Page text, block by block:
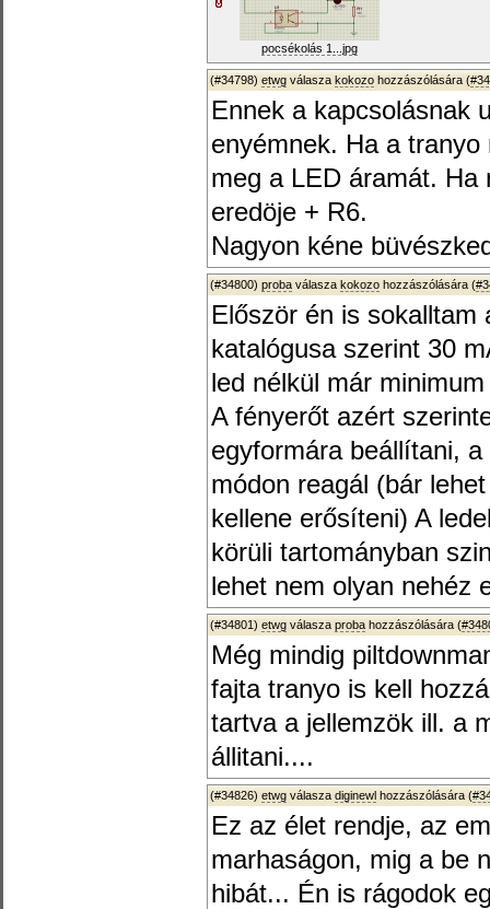
pocsékolás 1...jpg
(#34798) etwg válasza kokozo hozzászólására (
Ennek a kapcsolásnak
enyémnek. Ha a
meg a LED áramát.
eredöje + R6.
Nagyon kéne
(#34800) proba válasza kokozo hozzászólására (
Először én is sokalltam
katalógusa szerint 30
led nélkül már
A fényerőt azért
egyformára beállítani,
módon reagál (bár
kellene erősíteni) A
körüli tartományban
lehet nem olyan nehéz
(#34801) etwg válasza proba hozzászólására (
Még mindig
fajta tranyo is kell
tartva a jellemzök ill. a
állitani....
(#34826) etwg válasza diginewl hozzászólására (
Ez az élet rendje, az
marhaságon, mig a be
hibát... Én is rágodok